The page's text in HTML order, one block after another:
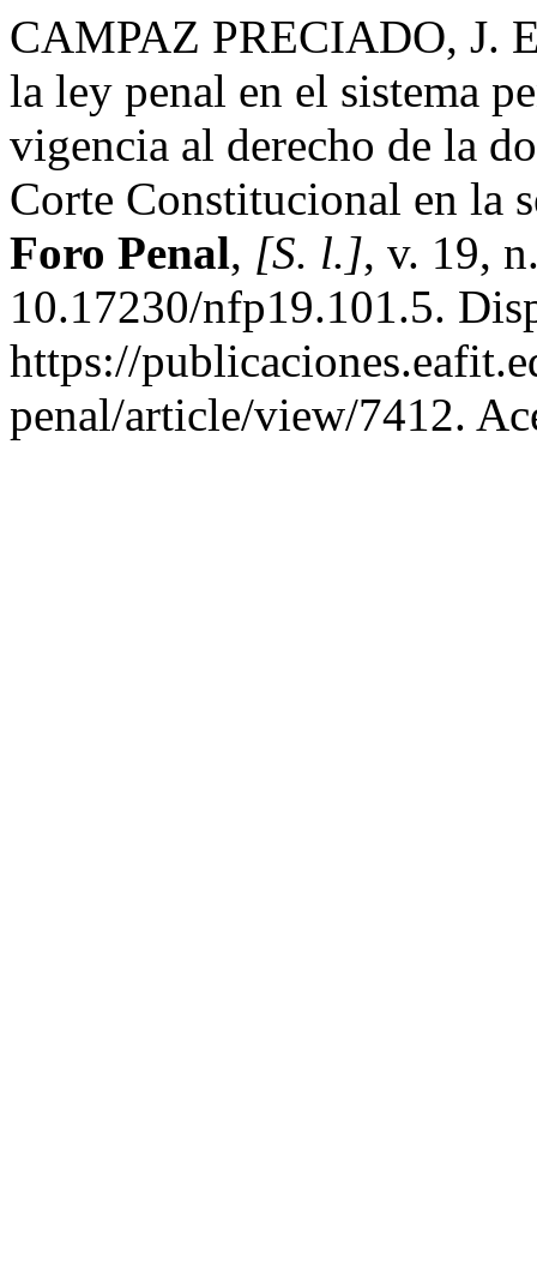
CAMPAZ PRECIADO, J.
la ley penal en el sistema
vigencia al derecho de la
Corte Constitucional en la
Foro Penal, [S. l.], v. 19,
10.17230/nfp19.101.5.
https://
penal/article/view/7412.